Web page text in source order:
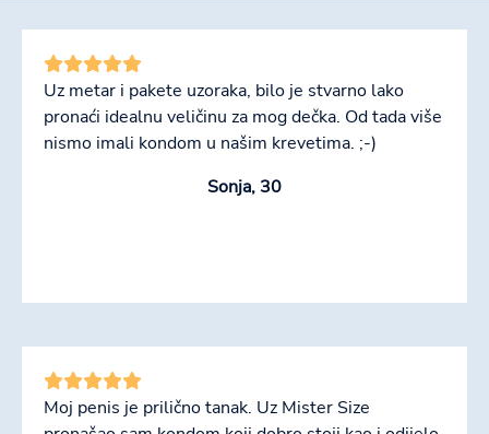
Uz metar i pakete uzoraka, bilo je stvarno lako
pronaći idealnu veličinu za mog dečka. Od tada više
nismo imali kondom u našim krevetima. ;-)
Sonja, 30
Moj penis je prilično tanak. Uz Mister Size